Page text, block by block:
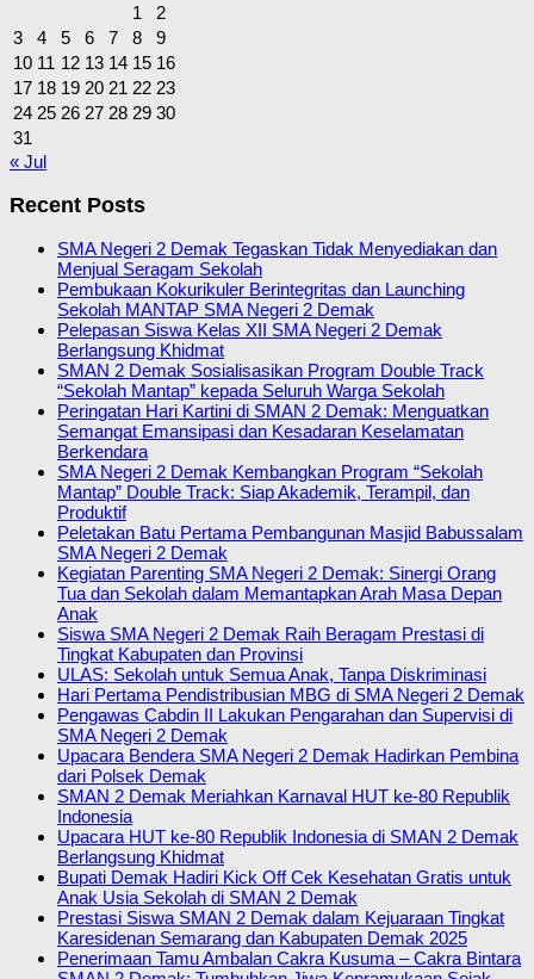
1
2
3
4 5 6 7 8
9
10 11 12 13 14 15 16
17 18 19 20 21 22 23
24 25 26 27 28 29 30
31
« Jul
Recent Posts
SMA Negeri 2 Demak Tegaskan Tidak Menyediakan dan
Menjual Seragam Sekolah
Pembukaan Kokurikuler Berintegritas dan Launching
Sekolah MANTAP SMA Negeri 2 Demak
Pelepasan Siswa Kelas XII SMA Negeri 2 Demak
Berlangsung Khidmat
SMAN 2 Demak Sosialisasikan Program Double Track
“Sekolah Mantap” kepada Seluruh Warga Sekolah
Peringatan Hari Kartini di SMAN 2 Demak: Menguatkan
Semangat Emansipasi dan Kesadaran Keselamatan
Berkendara
SMA Negeri 2 Demak Kembangkan Program “Sekolah
Mantap” Double Track: Siap Akademik, Terampil, dan
Produktif
Peletakan Batu Pertama Pembangunan Masjid Babussalam
SMA Negeri 2 Demak
Kegiatan Parenting SMA Negeri 2 Demak: Sinergi Orang
Tua dan Sekolah dalam Memantapkan Arah Masa Depan
Anak
Siswa SMA Negeri 2 Demak Raih Beragam Prestasi di
Tingkat Kabupaten dan Provinsi
ULAS: Sekolah untuk Semua Anak, Tanpa Diskriminasi
Hari Pertama Pendistribusian MBG di SMA Negeri 2 Demak
Pengawas Cabdin II Lakukan Pengarahan dan Supervisi di
SMA Negeri 2 Demak
Upacara Bendera SMA Negeri 2 Demak Hadirkan Pembina
dari Polsek Demak
SMAN 2 Demak Meriahkan Karnaval HUT ke-80 Republik
Indonesia
Upacara HUT ke-80 Republik Indonesia di SMAN 2 Demak
Berlangsung Khidmat
Bupati Demak Hadiri Kick Off Cek Kesehatan Gratis untuk
Anak Usia Sekolah di SMAN 2 Demak
Prestasi Siswa SMAN 2 Demak dalam Kejuaraan Tingkat
Karesidenan Semarang dan Kabupaten Demak 2025
Penerimaan Tamu Ambalan Cakra Kusuma – Cakra Bintara